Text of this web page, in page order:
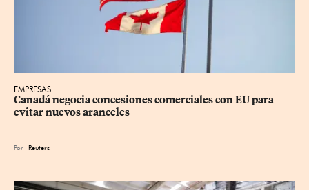
EMPRESAS
Canadá negocia concesiones comerciales con EU para
evitar nuevos aranceles
Por Reuters